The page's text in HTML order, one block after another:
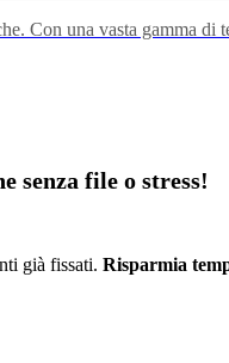
Con una vasta gamma di
senza file o stress!
già fissati. Risparmia